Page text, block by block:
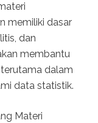
memiliki dasar
dan
membantu
dalam
data statistik.
Materi